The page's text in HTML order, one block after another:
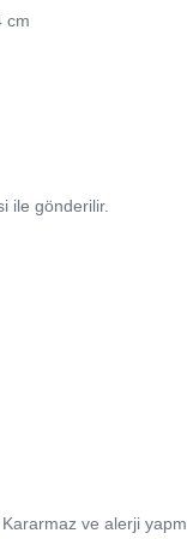
cm
ile gönderilir.
ve alerji